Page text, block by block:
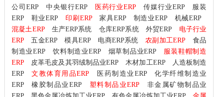
公司ERP
中央银行ERP 医药行业ERP 传媒行业ERP
服装
ERP
鞋业ERP 印刷ERP 家具ERP 制造业ERP
机械ERP
混凝土ERP
生产ERP系统 仓库ERP系统 外贸ERP
电子行业
ERP
五金ERP 模具ERP 电商ERP系统 农副加工ERP
食品
制造业ERP
饮料制造业ERP 烟草制品业ERP
服装鞋帽制造
ERP
皮革毛皮及其羽绒制品业ERP 木材加工ERP
人造板制造
ERP
文教体育用品ERP 医药制造业ERP
化学纤维制造业
ERP
橡胶制品业ERP 塑料制品业ERP
非金属矿物制品业